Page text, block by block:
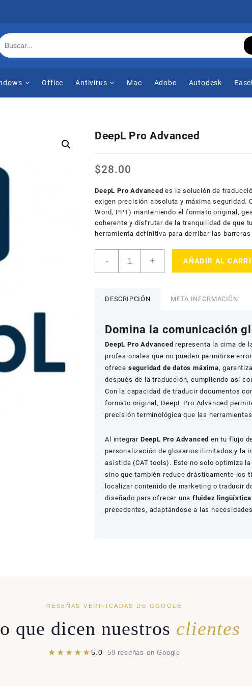
Office Antivirus Mac Adobe Autodesk
DeepL Pro Advanced
$28.00
DeepL Pro Advanced es la solución de
exigen precisión absoluta y máxima seguridad.
Word, PPT) manteniendo el formato original,
coherente y disfrutar de la tranquilidad de que
herramienta definitiva para derribar las
-
Pro
+ AÑADIR AL
DESCRIPCIÓN META INFORMACIÓN
Domina la comunicación
DeepL Pro Advanced representa la cima de
profesionales que no pueden permitirse
ofrece seguridad de datos máxima,
después de la traducción, cumpliendo así
Con la capacidad de traducir documentos
formato original, DeepL Pro Advanced
precisión terminológica que las
Al integrar DeepL Pro Advanced en tu flujo
personalización de glosarios ilimitados y la
asistida (CAT tools). Esto no solo optimiza
sino que también reduce drásticamente los
localizar contenido de marketing o traducir
diseñado para ofrecer unafluidez
precedentes, adaptándose a las
RESEÑAS VERIFICADAS DE GOOGLE
que dicen nuestros clientes
★★★★★5.0· 59 reseñas en Google